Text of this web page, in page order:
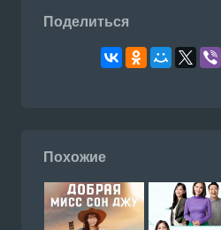
Поделиться
Похожие